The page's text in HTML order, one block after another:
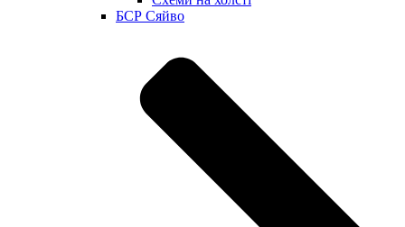
БСР Сяйво